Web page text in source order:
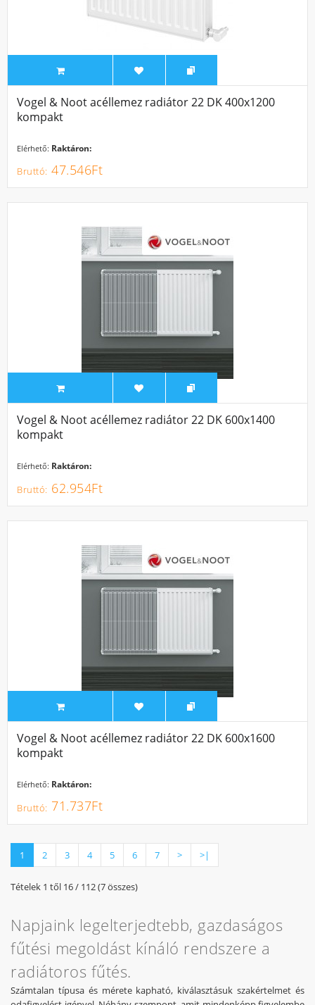
Vogel & Noot acéllemez radiátor 22 DK 400x1200
kompakt
Elérhető: Raktáron:
47.546Ft
Vogel & Noot acéllemez radiátor 22 DK 600x1400
kompakt
Elérhető: Raktáron:
62.954Ft
Vogel & Noot acéllemez radiátor 22 DK 600x1600
kompakt
Elérhető: Raktáron:
71.737Ft
1 2 3 4 5 6 7 > >|
Tételek 1 től 16 / 112 (7 összes)
Napjaink legelterjedtebb, gazdaságos
fűtési megoldást kínáló rendszere a
radiátoros fűtés.
Számtalan típusa és mérete kapható, kiválasztásuk szakértelmet és